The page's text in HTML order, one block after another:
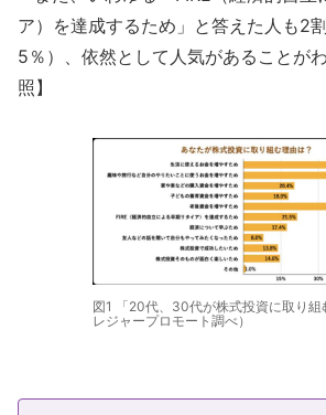
ア）を達成するため」と答えた人も2
5％）、依然として人気があることが
照】
図1 「20代、30代が株式投資に取り組
レジャープロモート調べ）